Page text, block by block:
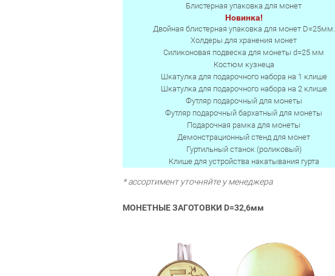
Блистерная упаковка для монет
Новинка!
Двойная блистерная упаковка для монет D=25мм.
Холдеры для хранения монет
Силиконовая подвеска для монеты d=25 мм
Костюм кузнеца
Шкатулка для подарочного набора на 1 клише
Шкатулка для подарочного набора на 2 клише
Футляр подарочный для монеты
Футляр подарочный бархатный для монеты
Подарочная рамка для монеты
Демонстрационный стенд для монет
Гуртильный станок (роликовый)
Клише для устройства накатывания гурта
* ассортимент уточняйте у менеджера
МОНЕТНЫЕ ЗАГОТОВКИ D=32,6мм